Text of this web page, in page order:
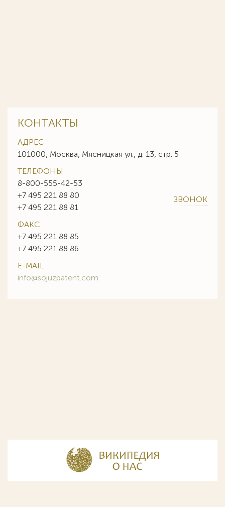
КОНТАКТЫ
АДРЕС
101000, Москва, Мясницкая ул., д. 13, стр. 5
ТЕЛЕФОНЫ
8-800-555-42-53
+7 495 221 88 80
+7 495 221 88 81
ЗВОНОК
ФАКС
+7 495 221 88 85
+7 495 221 88 86
E-MAIL
info@sojuzpatent.com